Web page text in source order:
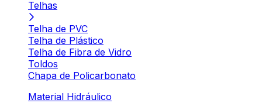
Telhas
Telha de PVC
Telha de Plástico
Telha de Fibra de Vidro
Toldos
Chapa de Policarbonato
Material Hidráulico